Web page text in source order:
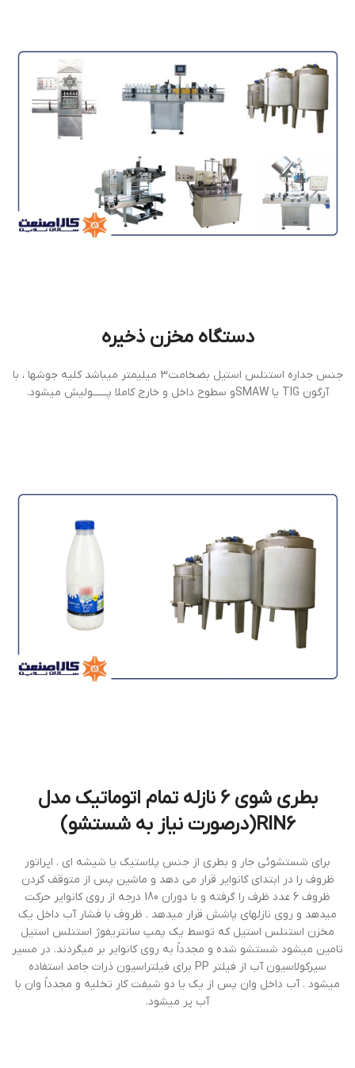
دستگاه مخزن ذخیره
جنس جداره استنلس استیل بضخامت3 ميليمتر ميباشد كليه جوشها ، با
آرگون TIG یا SMAWو سطوح داخل و خارج كاملا پــــــوليش ميشود.
بطري شوي 6 نازله تمام اتوماتيك مدل
RIN6(درصورت نیاز به شستشو)
براي شستشوئي جار و بطري از جنس پلاستيك يا شيشه اي . اپراتور
ظروف را در ابتداي كانواير قرار مي دهد و ماشين پس از متوقف كردن
ظروف 6 عدد ظرف را گرفته و با دوران 180 درجه از روي كانواير حركت
ميدهد و روي نازلهاي پاشش قرار ميدهد . ظروف با فشار آب داخل يك
مخزن استنلس استيل كه توسط يك پمپ سانتريفوژ استنلس استيل
تامين ميشود شستشو شده و مجدداً به روي كانواير بر ميگردند. در مسير
سيركولاسيون آب از فيلتر PP براي فيلتراسيون ذرات جامد استفاده
ميشود . آب داخل وان پس از يك يا دو شيفت كار تخليه و مجدداً وان با
آب پر ميشود.